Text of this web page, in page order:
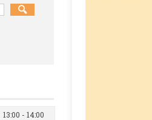
13:00
14:00